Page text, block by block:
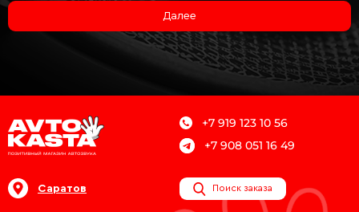
Далее
+7 919 123 10 56
+7 908 051 16 49
Саратов Поиск заказа